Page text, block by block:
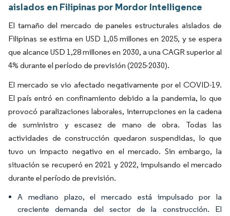
aislados en Filipinas por Mordor Intelligence
El tamaño del mercado de paneles estructurales aislados de
Filipinas se estima en USD 1,05 millones en 2025, y se espera
que alcance USD 1,28 millones en 2030, a una CAGR superior al
4% durante el período de previsión (2025-2030).
El mercado se vio afectado negativamente por el COVID-19.
El país entró en confinamiento debido a la pandemia, lo que
provocó paralizaciones laborales, interrupciones en la cadena
de suministro y escasez de mano de obra. Todas las
actividades de construcción quedaron suspendidas, lo que
tuvo un impacto negativo en el mercado. Sin embargo, la
situación se recuperó en 2021 y 2022, impulsando el mercado
durante el período de previsión.
A mediano plazo, el mercado está impulsado por la
creciente demanda del sector de la construcción. El